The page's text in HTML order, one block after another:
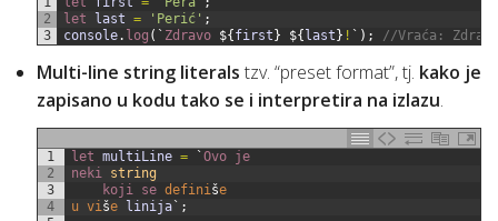
2
3
let
last = 'Perić' ;
console. log ( ` Zdravo ${ first } ${ last } ! ` ) ; //Vraća:
Multi-line string literals tzv. “preset format”, tj. kako je
zapisano u kodu tako se i interpretira na izlazu.
1
2
3
4
let multiLine = ` Ovo je
neki string
koji se definiše
u više linija` ;